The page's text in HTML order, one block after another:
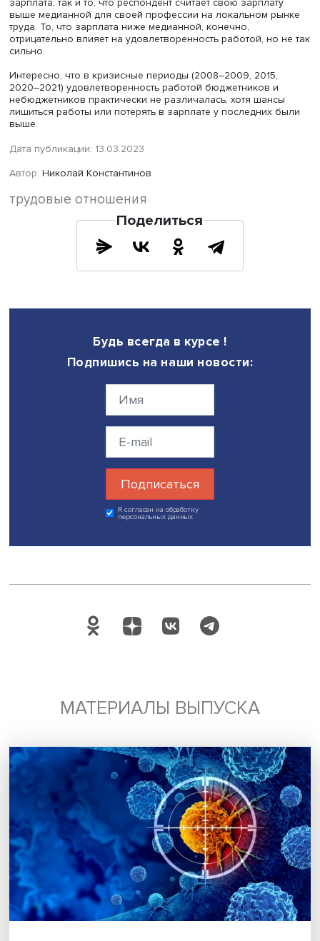
Фото: iStock
Выбор места работы между бюджетной сферой и
соображениями. Размер зарплаты, а также то,
уровня по профессиональному локальному рынку, в
Исследователи пришли к выводу, что на
зарплата, так и то, что респондент считает свою
выше медианной для своей профессии на локальном
труда. То, что зарплата ниже медианной, конечно,
отрицательно влияет на удовлетворенность работой,
Интересно, что в кризисные периоды (2008–2009, 2015,
2020–2021) удовлетворенность работой бюджетников и
небюджетников практически не различалась, хотя
лишиться работы или потерять в зарплате у последних
Автор:Николай Константинов
трудовые отношения
Поделиться
Будь всегда в курсе !
Подпишись на наши новости: